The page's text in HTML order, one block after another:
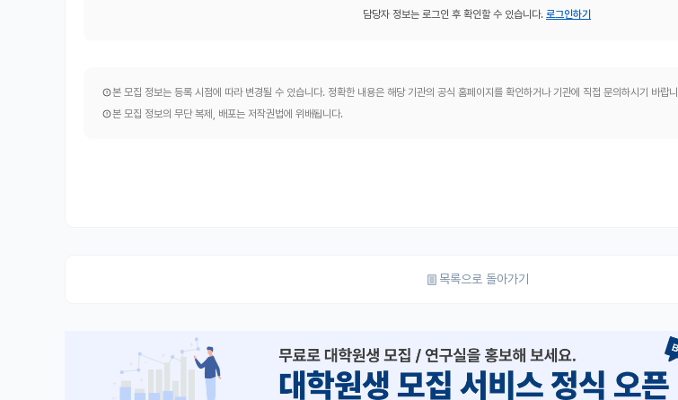
담당자 정보는 로그인 후 확인할 수 있습니다. 로그인하기
본 모집 정보는 등록 시점에 따라 변경될 수 있습니다. 정확한 내용은 해당 기관의 공식 홈페이지를 확인하거나 기관에 직접 문의하시기 바랍
본 모집 정보의 무단 복제, 배포는 저작권법에 위배됩니다.
목록으로 돌아가기